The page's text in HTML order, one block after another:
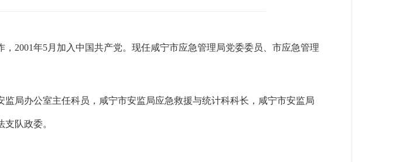
2001年5月加入中国共产党。现任咸宁市应急管理局党委委员、市应急管理
监局办公室主任科员，咸宁市安监局应急救援与统计科科长，咸宁市安监局
队政委。